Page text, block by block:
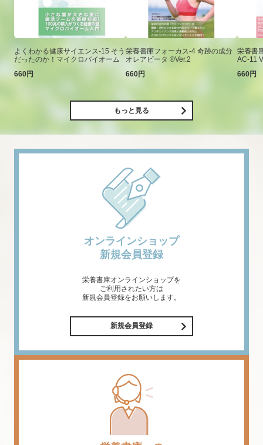
よくわかる健康サイエンス-15 そう
だったのか！マイクロバイオーム
660円
栄養書庫フォーカス-4 奇跡の成分
オレアビータ ®Ver.2
660円
栄養書
AC-11
660円
もっと見る
オンラインショップ
新規会員登録
栄養書庫オンラインショップを
ご利用されたい方は
新規会員登録をお願いします。
新規会員登録